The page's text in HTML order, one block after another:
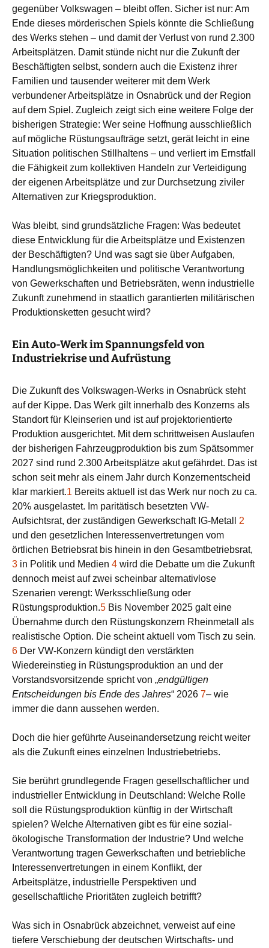
gegenüber Volkswagen – bleibt offen. Sicher ist nur: Am
Ende dieses mörderischen Spiels könnte die Schließung
des Werks stehen – und damit der Verlust von rund 2.300
Arbeitsplätzen. Damit stünde nicht nur die Zukunft der
Beschäftigten selbst, sondern auch die Existenz ihrer
Familien und tausender weiterer mit dem Werk
verbundener Arbeitsplätze in Osnabrück und der Region
auf dem Spiel. Zugleich zeigt sich eine weitere Folge der
bisherigen Strategie: Wer seine Hoffnung ausschließlich
auf mögliche Rüstungsaufträge setzt, gerät leicht in eine
Situation politischen Stillhaltens – und verliert im Ernstfall
die Fähigkeit zum kollektiven Handeln zur Verteidigung
der eigenen Arbeitsplätze und zur Durchsetzung ziviler
Alternativen zur Kriegsproduktion.
Was bleibt, sind grundsätzliche Fragen: Was bedeutet
diese Entwicklung für die Arbeitsplätze und Existenzen
der Beschäftigten? Und was sagt sie über Aufgaben,
Handlungsmöglichkeiten und politische Verantwortung
von Gewerkschaften und Betriebsräten, wenn industrielle
Zukunft zunehmend in staatlich garantierten militärischen
Produktionsketten gesucht wird?
Ein Auto-Werk im Spannungsfeld von
Industriekrise und Aufrüstung
Die Zukunft des Volkswagen-Werks in Osnabrück steht
auf der Kippe. Das Werk gilt innerhalb des Konzerns als
Standort für Kleinserien und ist auf projektorientierte
Produktion ausgerichtet. Mit dem schrittweisen Auslaufen
der bisherigen Fahrzeugproduktion bis zum Spätsommer
2027 sind rund 2.300 Arbeitsplätze akut gefährdet. Das ist
schon seit mehr als einem Jahr durch Konzernentscheid
klar markiert.1 Bereits aktuell ist das Werk nur noch zu ca.
20% ausgelastet. Im paritätisch besetzten VW-
Aufsichtsrat, der zuständigen Gewerkschaft IG-Metall 2
und den gesetzlichen Interessenvertretungen vom
örtlichen Betriebsrat bis hinein in den Gesamtbetriebsrat,
3 in Politik und Medien 4 wird die Debatte um die Zukunft
dennoch meist auf zwei scheinbar alternativlose
Szenarien verengt: Werksschließung oder
Rüstungsproduktion.5 Bis November 2025 galt eine
Übernahme durch den Rüstungskonzern Rheinmetall als
realistische Option. Die scheint aktuell vom Tisch zu sein.
6 Der VW-Konzern kündigt den verstärkten
Wiedereinstieg in Rüstungsproduktion an und der
Vorstandsvorsitzende spricht von „endgültigen
Entscheidungen bis Ende des Jahres“ 2026 7– wie
immer die dann aussehen werden.
Doch die hier geführte Auseinandersetzung reicht weiter
als die Zukunft eines einzelnen Industriebetriebs.
Sie berührt grundlegende Fragen gesellschaftlicher und
industrieller Entwicklung in Deutschland: Welche Rolle
soll die Rüstungsproduktion künftig in der Wirtschaft
spielen? Welche Alternativen gibt es für eine sozial-
ökologische Transformation der Industrie? Und welche
Verantwortung tragen Gewerkschaften und betriebliche
Interessenvertretungen in einem Konflikt, der
Arbeitsplätze, industrielle Perspektiven und
gesellschaftliche Prioritäten zugleich betrifft?
Was sich in Osnabrück abzeichnet, verweist auf eine
tiefere Verschiebung der deutschen Wirtschafts- und